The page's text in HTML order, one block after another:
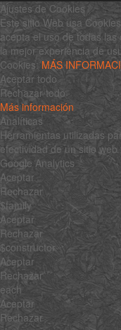
Ajustes de Cookies
Este sitio Web usa
acepta el uso de todas
la mejor experiencia de
Cookies: MÁS
Aceptar todo
Rechazar todo
Más información
Analíticas
Herramientas utilizadas
efectividad de un sitio
Google Analytics
Aceptar
Rechazar
$family
Aceptar
Rechazar
$constructor
Aceptar
Rechazar
each
Aceptar
Rechazar